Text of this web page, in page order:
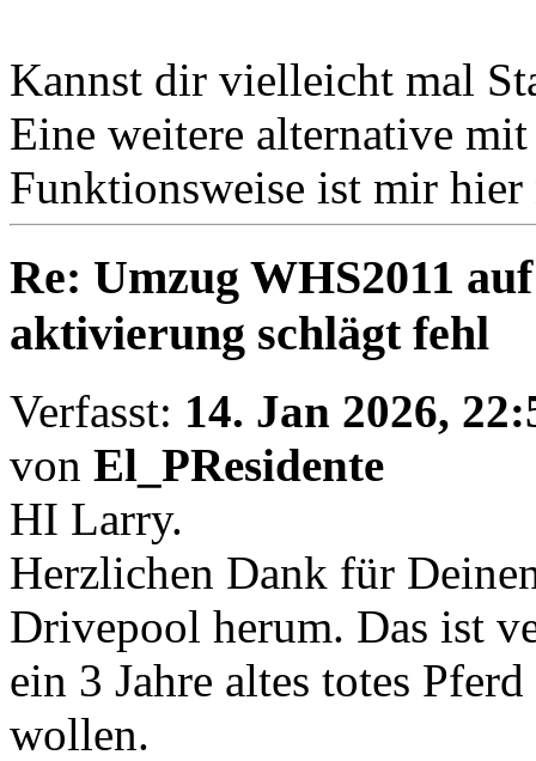
Kannst dir vielleicht mal
Eine weitere alternative
Funktionsweise ist mir
Re: Umzug WHS2011
aktivierung schlägt fehl
Verfasst: 14. Jan 2026,
von El_PResidente
HI Larry.
Herzlichen Dank für
Drivepool herum. Das ist
ein 3 Jahre altes totes
wollen.